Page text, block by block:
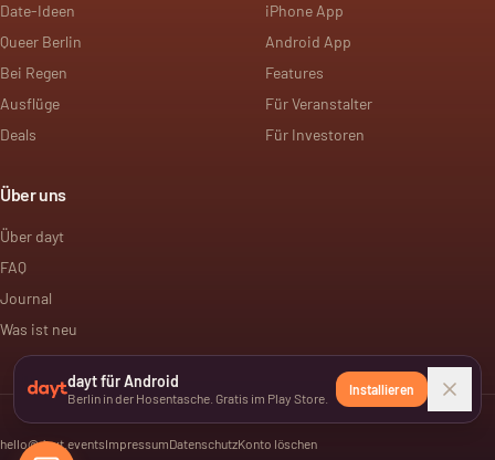
Date-Ideen
Queer Berlin
Bei Regen
Ausflüge
Deals
iPhone App
Android App
Features
Für Veranstalter
Für Investoren
Über uns
Über dayt
FAQ
Journal
Was ist neu
hello@dayt.eventsImpressumDatenschutzKonto löschen
dayt für Android
Berlin in der Hosentasche. Gratis im Play Store.
Installieren